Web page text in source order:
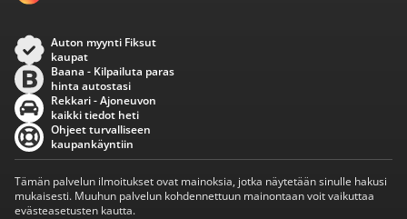
Auton myynti Fiksut
kaupat
Baana - Kilpailuta paras
hinta autostasi
Rekkari - Ajoneuvon
kaikki tiedot heti
Ohjeet turvalliseen
kaupankäyntiin
Tämän palvelun ilmoitukset ovat mainoksia, jotka näytetään sinulle hakusi
mukaisesti. Muuhun palvelun kohdennettuun mainontaan voit vaikuttaa
evästeasetusten kautta.